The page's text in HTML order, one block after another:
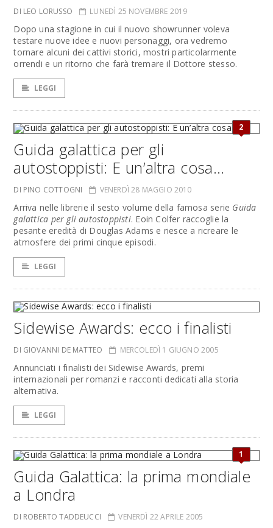
DI LEO LORUSSO LUNEDÌ 25 NOVEMBRE 2019
Dopo una stagione in cui il nuovo showrunner voleva
testare nuove idee e nuovi personaggi, ora vedremo
tornare alcuni dei cattivi storici, mostri particolarmente
orrendi e un ritorno che farà tremare il Dottore stesso.
LEGGI
2
Guida galattica per gli
autostoppisti: E un’altra cosa...
DI PINO COTTOGNI VENERDÌ 28 MAGGIO 2010
Arriva nelle librerie il sesto volume della famosa serie Guida
galattica per gli autostoppisti. Eoin Colfer raccoglie la
pesante eredità di Douglas Adams e riesce a ricreare le
atmosfere dei primi cinque episodi.
LEGGI
Sidewise Awards: ecco i finalisti
DI GIOVANNI DE MATTEO MERCOLEDÌ 1 GIUGNO 2005
Annunciati i finalisti dei Sidewise Awards, premi
internazionali per romanzi e racconti dedicati alla storia
alternativa.
LEGGI
1
Guida Galattica: la prima mondiale
a Londra
DI ROBERTO TADDEUCCI VENERDÌ 22 APRILE 2005